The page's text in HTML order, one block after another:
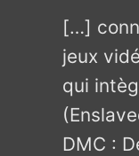
[…]
jeux
qui
DMC :